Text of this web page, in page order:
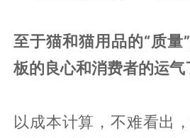
至于猫和猫用品的“质量
板的良心和消费者的运气
以成本计算，不难看出